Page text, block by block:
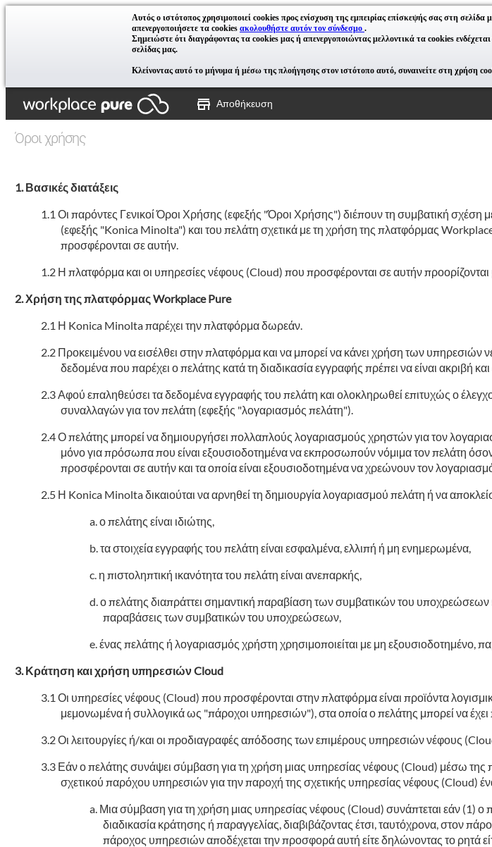
Αυτός ο ιστότοπος χρησιμοποιεί cookies προς ενίσχυση της εμπειρίας επίσκεψής σας στη σελίδα
απενεργοποιήσετε τα cookies ακολουθήστε αυτόν τον σύνδεσμο .
Σημειώστε ότι διαγράφοντας τα cookies μας ή απενεργοποιώντας μελλοντικά τα cookies
σελίδας μας.
Κλείνοντας αυτό το μήνυμα ή μέσω της πλοήγησης στον ιστότοπο αυτό, συναινείτε στη χρήση
Αποθήκευση
Όροι χρήσης
Βασικές διατάξεις
Οι παρόντες Γενικοί Όροι Χρήσης (εφεξής "Όροι Χρήσης") διέπουν τη συμβατική σχέση
(εφεξής "Konica Minolta") και του πελάτη σχετικά με τη χρήση της πλατφόρμας
προσφέρονται σε αυτήν.
Η πλατφόρμα και οι υπηρεσίες νέφους (Cloud) που προσφέρονται σε αυτήν
Χρήση της πλατφόρμας Workplace Pure
Η Konica Minolta παρέχει την πλατφόρμα δωρεάν.
Προκειμένου να εισέλθει στην πλατφόρμα και να μπορεί να κάνει χρήση των
δεδομένα που παρέχει ο πελάτης κατά τη διαδικασία εγγραφής πρέπει να είναι ακριβή
Αφού επαληθεύσει τα δεδομένα εγγραφής του πελάτη και ολοκληρωθεί επιτυχώς ο
συναλλαγών για τον πελάτη (εφεξής "λογαριασμός πελάτη").
Ο πελάτης μπορεί να δημιουργήσει πολλαπλούς λογαριασμούς χρηστών για τον
μόνο για πρόσωπα που είναι εξουσιοδοτημένα να εκπροσωπούν νόμιμα τον πελάτη
προσφέρονται σε αυτήν και τα οποία είναι εξουσιοδοτημένα να χρεώνουν τον
Η Konica Minolta δικαιούται να αρνηθεί τη δημιουργία λογαριασμού πελάτη ή να
ο πελάτης είναι ιδιώτης,
τα στοιχεία εγγραφής του πελάτη είναι εσφαλμένα, ελλιπή ή μη ενημερωμένα,
η πιστοληπτική ικανότητα του πελάτη είναι ανεπαρκής,
ο πελάτης διαπράττει σημαντική παραβίαση των συμβατικών του υποχρεώσεων
παραβάσεις των συμβατικών του υποχρεώσεων,
ένας πελάτης ή λογαριασμός χρήστη χρησιμοποιείται με μη εξουσιοδοτημένο,
Κράτηση και χρήση υπηρεσιών Cloud
Οι υπηρεσίες νέφους (Cloud) που προσφέρονται στην πλατφόρμα είναι προϊόντα
μεμονωμένα ή συλλογικά ως "πάροχοι υπηρεσιών"), στα οποία ο πελάτης μπορεί να
Οι λειτουργίες ή/και οι προδιαγραφές απόδοσης των επιμέρους υπηρεσιών νέφους
Εάν ο πελάτης συνάψει σύμβαση για τη χρήση μιας υπηρεσίας νέφους (Cloud) μέσω
σχετικού παρόχου υπηρεσιών για την παροχή της σχετικής υπηρεσίας νέφους (Cloud)
Μια σύμβαση για τη χρήση μιας υπηρεσίας νέφους (Cloud) συνάπτεται εάν (1) ο
διαδικασία κράτησης ή παραγγελίας, διαβιβάζοντας έτσι, ταυτόχρονα, στον
πάροχος υπηρεσιών αποδέχεται την προσφορά αυτή είτε δηλώνοντας το ρητά